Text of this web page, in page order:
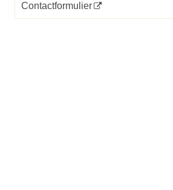
Contactformulier